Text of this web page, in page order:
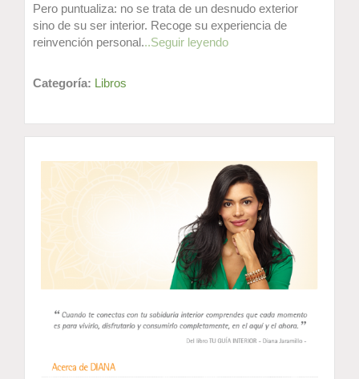
Pero puntualiza: no se trata de un desnudo exterior
sino de su ser interior. Recoge su experiencia de
reinvención personal...Seguir leyendo
Categoría: Libros